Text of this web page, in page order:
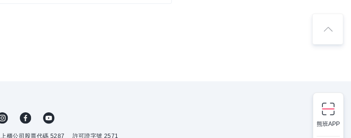
熊班APP
上櫃公司股票代碼 5287 許可證字號 2571